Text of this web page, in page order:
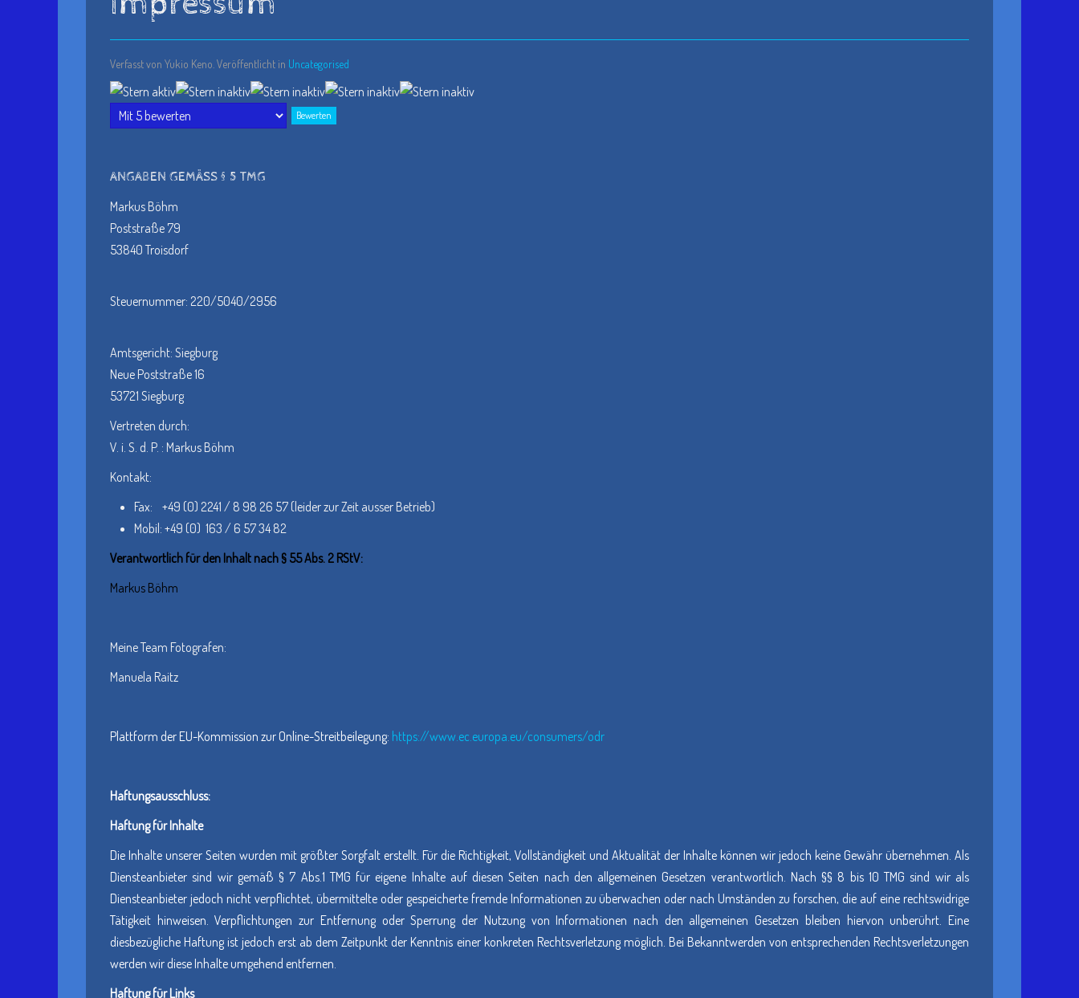
Verfasst von Yukio Keno. Veröffentlicht in Uncategorised
Bewertung:1/5
Bitte
ANGABEN GEMÄSS § 5 TMG
Markus Böhm
Poststraße 79
53840 Troisdorf
Steuernummer: 220/5040/2956
Amtsgericht: Siegburg
Neue Poststraße 16
53721 Siegburg
Vertreten durch:
V. i. S. d. P. : Markus Böhm
Kontakt:
Fax: +49 (0) 2241 / 8 98 26 57 (leider zur Zeit ausser Betrieb)
Mobil: +49 (0) 163 / 6 57 34 82
Verantwortlich für den Inhalt nach § 55 Abs. 2 RStV:
Markus Böhm
Meine Team Fotografen:
Manuela Raitz
Plattform der EU-Kommission zur Online-Streitbeilegung: https://www.ec.europa.eu/consumers/odr
Haftungsausschluss:
Haftung für Inhalte
Die Inhalte unserer Seiten wurden mit größter Sorgfalt erstellt. Für die Richtigkeit, Vollständigkeit und Aktualität der Inhalte können wir jedoch keine Gewähr übernehmen. Als
Diensteanbieter sind wir gemäß § 7 Abs.1 TMG für eigene Inhalte auf diesen Seiten nach den allgemeinen Gesetzen verantwortlich. Nach §§ 8 bis 10 TMG sind wir als
Diensteanbieter jedoch nicht verpflichtet, übermittelte oder gespeicherte fremde Informationen zu überwachen oder nach Umständen zu forschen, die auf eine rechtswidrige
Tätigkeit hinweisen. Verpflichtungen zur Entfernung oder Sperrung der Nutzung von Informationen nach den allgemeinen Gesetzen bleiben hiervon unberührt. Eine
diesbezügliche Haftung ist jedoch erst ab dem Zeitpunkt der Kenntnis einer konkreten Rechtsverletzung möglich. Bei Bekanntwerden von entsprechenden Rechtsverletzungen
werden wir diese Inhalte umgehend entfernen.
Haftung für Links